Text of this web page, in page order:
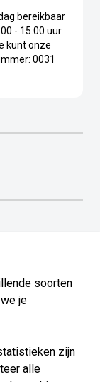
bereikbaar
- 15.00 uur
kunt onze
0031
soorten
je
zijn
alle